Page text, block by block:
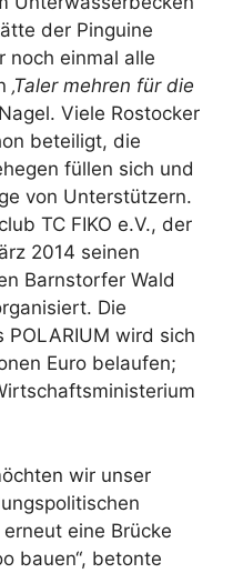
der Pinguine
noch einmal alle
‚Taler mehren für die
Viele Rostocker
beteiligt, die
füllen sich und
von Unterstützern.
TC FIKO e.V., der
2014 seinen
Barnstorfer Wald
Die
wird sich
Euro belaufen;
wir unser
eine Brücke
bauen“, betonte